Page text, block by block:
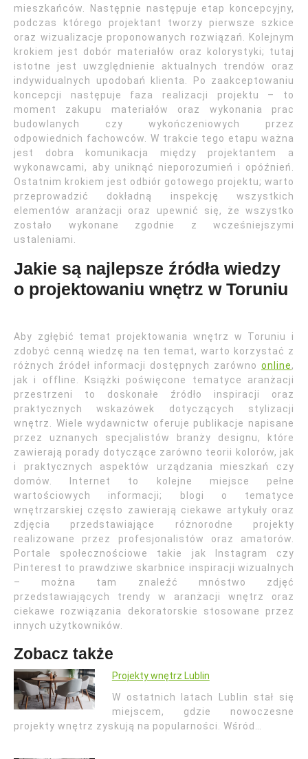
mieszkańców. Następnie następuje etap koncepcyjny,
podczas którego projektant tworzy pierwsze szkice
oraz wizualizacje proponowanych rozwiązań. Kolejnym
krokiem jest dobór materiałów oraz kolorystyki; tutaj
istotne jest uwzględnienie aktualnych trendów oraz
indywidualnych upodobań klienta. Po zaakceptowaniu
koncepcji następuje faza realizacji projektu – to
moment zakupu materiałów oraz wykonania prac
budowlanych czy wykończeniowych przez
odpowiednich fachowców. W trakcie tego etapu ważna
jest dobra komunikacja między projektantem a
wykonawcami, aby uniknąć nieporozumień i opóźnień.
Ostatnim krokiem jest odbiór gotowego projektu; warto
przeprowadzić dokładną inspekcję wszystkich
elementów aranżacji oraz upewnić się, że wszystko
zostało wykonane zgodnie z wcześniejszymi
ustaleniami.
Jakie są najlepsze źródła wiedzy
o projektowaniu wnętrz w Toruniu
Aby zgłębić temat projektowania wnętrz w Toruniu i
zdobyć cenną wiedzę na ten temat, warto korzystać z
różnych źródeł informacji dostępnych zarówno online,
jak i offline. Książki poświęcone tematyce aranżacji
przestrzeni to doskonałe źródło inspiracji oraz
praktycznych wskazówek dotyczących stylizacji
wnętrz. Wiele wydawnictw oferuje publikacje napisane
przez uznanych specjalistów branży designu, które
zawierają porady dotyczące zarówno teorii kolorów, jak
i praktycznych aspektów urządzania mieszkań czy
domów. Internet to kolejne miejsce pełne
wartościowych informacji; blogi o tematyce
wnętrzarskiej często zawierają ciekawe artykuły oraz
zdjęcia przedstawiające różnorodne projekty
realizowane przez profesjonalistów oraz amatorów.
Portale społecznościowe takie jak Instagram czy
Pinterest to prawdziwe skarbnice inspiracji wizualnych
– można tam znaleźć mnóstwo zdjęć
przedstawiających trendy w aranżacji wnętrz oraz
ciekawe rozwiązania dekoratorskie stosowane przez
innych użytkowników.
Zobacz także
Projekty wnętrz Lublin
W ostatnich latach Lublin stał się
miejscem, gdzie nowoczesne
projekty wnętrz zyskują na popularności. Wśród…